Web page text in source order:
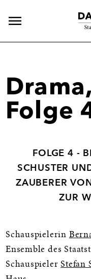
Hauptnavigation
Folge
FOLGE 4 -
SCHUSTER
AUBERER VON
UR
Schauspielerin
Ensemble des
SchauspielerStefan